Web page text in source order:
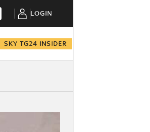
LOGIN
SKY TG24 INSIDER